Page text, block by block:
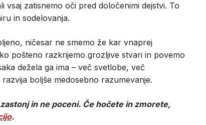
vsaj zatisnemo oči pred določenimi dejstvi. To
in sodelovanja.
ničesar ne smemo že kar vnaprej
pošteno razkrijemo grozljive stvari in povemo
dežela ga ima – več svetlobe, več
boljše medosebno razumevanje.
in ne poceni. Če hočete in zmorete,
.